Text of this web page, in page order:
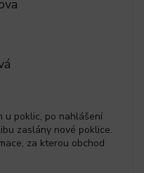
u poklic, po nahlášení
zaslány nové poklice.
za kterou obchod